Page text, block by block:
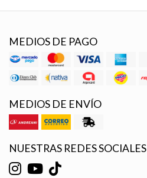
MEDIOS DE PAGO
MEDIOS DE ENVÍO
NUESTRAS REDES SOCIALES